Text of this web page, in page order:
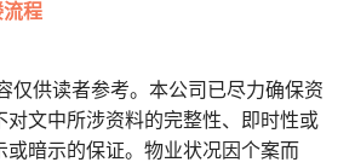
流程
仅供读者参考。本公司已尽力确保资
对文中所涉资料的完整性、即时性或
或暗示的保证。物业状况因个案而